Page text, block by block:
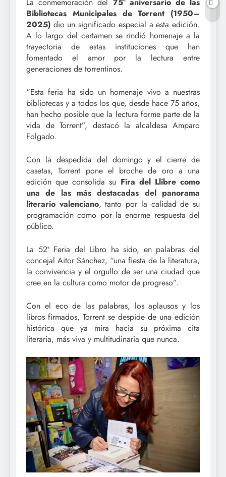
Bibliotecas Municipales de Torrent (1950–
2025) dio un significado especial a esta edición.
A lo largo del certamen se rindió homenaje a la
trayectoria de estas instituciones que han
fomentado el amor por la lectura entre
generaciones de torrentinos.
“Esta feria ha sido un homenaje vivo a nuestras
bibliotecas y a todos los que, desde hace 75 años,
han hecho posible que la lectura forme parte de la
vida de Torrent”, destacó la alcaldesa Amparo
Folgado.
Con la despedida del domingo y el cierre de
casetas, Torrent pone el broche de oro a una
edición que consolida su Fira del Llibre como
una de las más destacadas del panorama
literario valenciano, tanto por la calidad de su
programación como por la enorme respuesta del
público.
La 52ª Feria del Libro ha sido, en palabras del
concejal Aitor Sánchez, “una fiesta de la literatura,
la convivencia y el orgullo de ser una ciudad que
cree en la cultura como motor de progreso”.
Con el eco de las palabras, los aplausos y los
libros firmados, Torrent se despide de una edición
histórica que ya mira hacia su próxima cita
literaria, más viva y multitudinaria que nunca.